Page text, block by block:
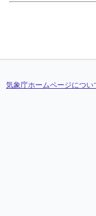
気象庁ホームページについ